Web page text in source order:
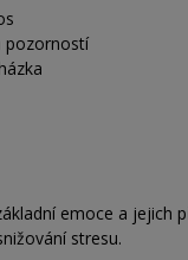
pozorností
emoce a jejich
stresu.